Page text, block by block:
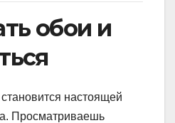
обои и
настоящей
Просматриваешь